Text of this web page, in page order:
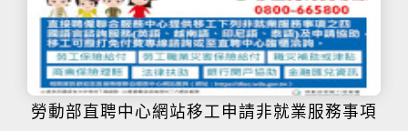
勞動部直聘中心網站移工申請非就業服務事項